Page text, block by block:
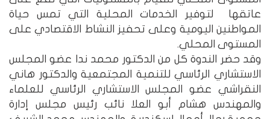
عاتقها لتوفير الخدمات المحلية التي تمس حياة
المواطنين اليومية وعلى تحفيز النشاط الاقتصادي على
المستوى المحلي.
وقد حضر الندوة كل من الدكتور محمد ندا عضو المجلس
الاستشاري الرئاسي للتنمية المجتمعية والدكتور هاني
النقراشي عضو المجلس الاستشاري الرئاسي للعلماء
والمهندس هشام أبو العلا نائب رئيس مجلس إدارة